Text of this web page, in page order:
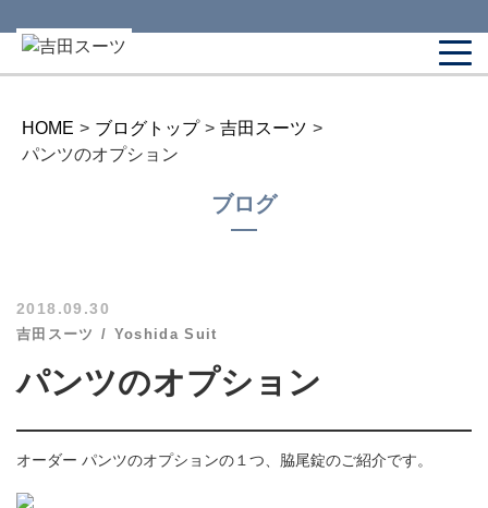
HOME > ブログトップ > 吉田スーツ >
パンツのオプション
ブログ
2018.09.30
吉田スーツ Yoshida Suit
パンツのオプション
オーダー パンツのオプションの１つ、脇尾錠のご紹介です。